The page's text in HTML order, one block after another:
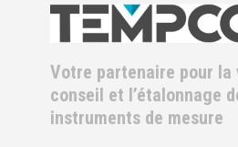
Votre partenaire pour la
conseil et l’étalonnage
instruments de mesure